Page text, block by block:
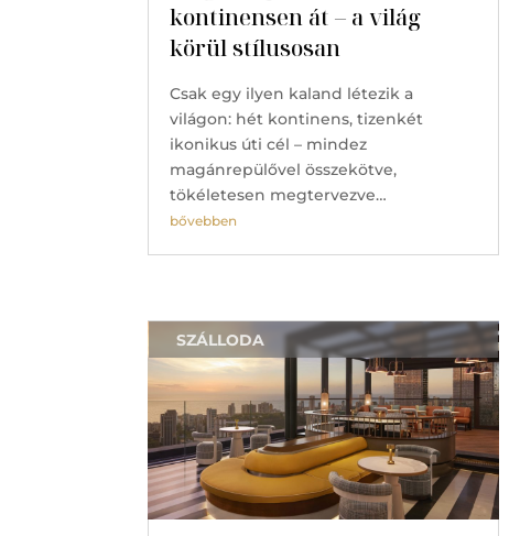
kontinensen át – a világ
körül stílusosan
Csak egy ilyen kaland létezik a
világon: hét kontinens, tizenkét
ikonikus úti cél – mindez
magánrepülővel összekötve,
tökéletesen megtervezve…
bővebben
SZÁLLODA